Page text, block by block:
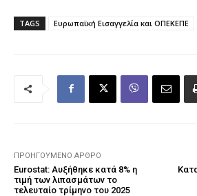
TAGS Ευρωπαϊκή Εισαγγελία και ΟΠΕΚΕΠΕ
ΠΡΟΗΓΟΎΜΕΝΟ ΆΡΘΡΟ
Eurostat: Αυξήθηκε κατά 8% η
τιμή των λιπασμάτων το
τελευταίο τρίμηνο του 2025